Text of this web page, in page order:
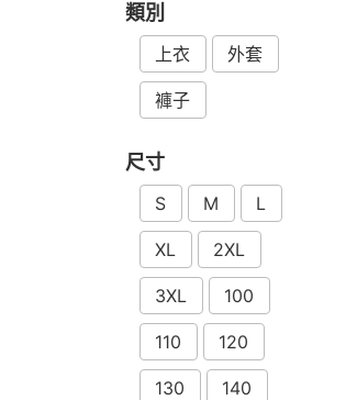
類別
上衣 外套
褲子
尺寸
S M L
XL 2XL
3XL 100
110 120
130 140